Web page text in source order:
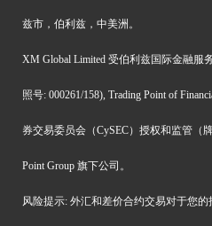
兹市，伯利兹，中美洲。
XM Global Limited 受伯利兹国际金融服
照号: 000261/158), Trading Point of
券交易委员会（CySEC）授权和监管（
Point Group 旗下公司。
风险提示: 外汇和差价合约交易对于您